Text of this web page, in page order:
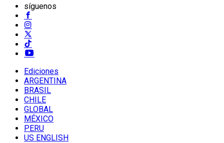
síguenos
Ediciones
ARGENTINA
BRASIL
CHILE
GLOBAL
MÉXICO
PERU
US ENGLISH